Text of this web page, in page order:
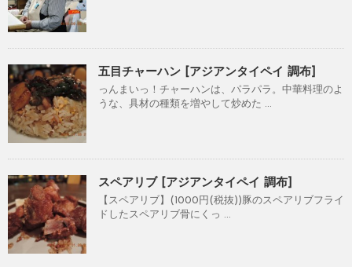
五目チャーハン [アジアンタイペイ 調布]
っんまいっ！チャーハンは、パラパラ。中華料理のよ
うな、具材の種類を増やして炒めた ...
スペアリブ [アジアンタイペイ 調布]
【スペアリブ】(1000円(税抜))豚のスペアリブフライ
ドしたスペアリブ骨にくっ ...